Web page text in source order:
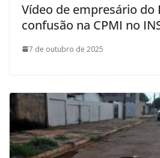
Vídeo de empresário do
confusão na CPMI no
7 de outubro de 2025